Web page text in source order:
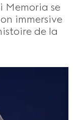
Memoria se
immersive
de la